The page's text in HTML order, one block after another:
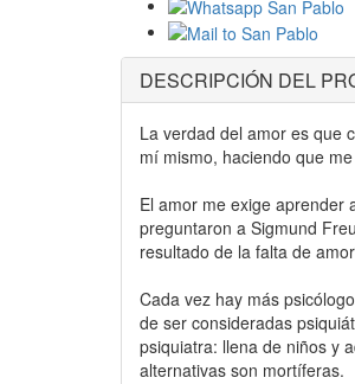
DESCRIPCIÓN DEL
La verdad del amor es que
mí mismo, haciendo que
El amor me exige aprender
preguntaron a Sigmund
resultado de la falta de
Cada vez hay más
de ser consideradas
psiquiatra: llena de niños y
alternativas son mortíferas.